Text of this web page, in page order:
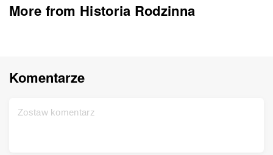
More from Historia Rodzinna
Komentarze